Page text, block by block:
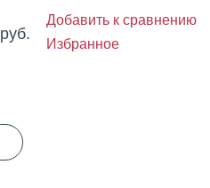
руб.
Добавить к сравнению
Избранное